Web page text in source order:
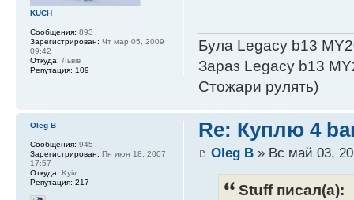
Була Legacy b13
Зараз Legacy b13
Стожари рулять)
KUCH
Сообщения: 893
Зарегистрирован: Чт мар 05, 2009
09:42
Откуда: Львів
Репутация: 109
Re: Куплю 4
Oleg B» Вс май 03,
Stuff писал(а):
Oleg B
Сообщения: 945
Зарегистрирован: Пн июн 18, 2007
17:57
Откуда: Kyiv
Репутация: 217